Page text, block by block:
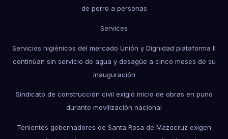
de perro a personas
Services
Servicios higiénicos del mercado Unión y Dignidad plataforma II
continúan sin servicio de agua y desagüe a cinco meses de su
inauguración
Sindicato de construcción civil exigió inicio de obras en puno
durante movilización nacional
Tenientes gobernadores de Santa Rosa de Mazocruz exigen